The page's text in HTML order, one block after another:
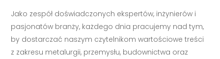
Jako zespół doświadczonych ekspertów, inżynierów i
pasjonatów branży, każdego dnia pracujemy nad tym,
by dostarczać naszym czytelnikom wartościowe treści
z zakresu metalurgii, przemysłu, budownictwa oraz